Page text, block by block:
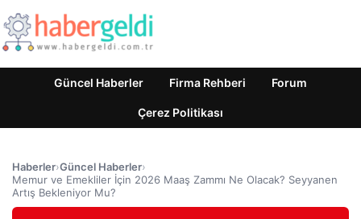
Güncel Haberler Firma Rehberi Forum
Çerez Politikası
Haberler›Güncel Haberler›
Memur ve Emekliler İçin 2026 Maaş Zammı Ne Olacak? Seyyanen
Artış Bekleniyor Mu?